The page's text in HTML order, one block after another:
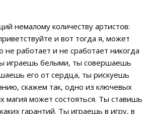
немалому количеству артистов:
и вот тогда я, может
не работает и не сработает никогда
играешь белыми, ты совершаешь
его от сердца, ты рискуешь
скажем так, одно из ключевых
магия может состояться. Ты ставишь
гарантий. Ты играешь в игру, в